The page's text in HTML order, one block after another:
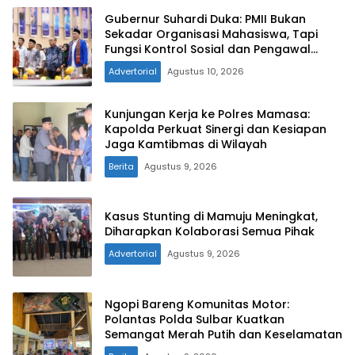
Gubernur Suhardi Duka: PMII Bukan
Sekadar Organisasi Mahasiswa, Tapi
Fungsi Kontrol Sosial dan Pengawal
Kebijakan
Advertorial Agustus 10, 2026
Kunjungan Kerja ke Polres Mamasa:
Kapolda Perkuat Sinergi dan Kesiapan
Jaga Kamtibmas di Wilayah
Berita Agustus 9, 2026
Kasus Stunting di Mamuju Meningkat,
Diharapkan Kolaborasi Semua Pihak
Advertorial Agustus 9, 2026
Ngopi Bareng Komunitas Motor:
Polantas Polda Sulbar Kuatkan
Semangat Merah Putih dan Keselamatan